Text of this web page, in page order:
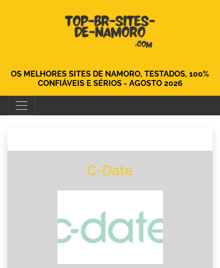
OS MELHORES SITES DE NAMORO, TESTADOS, 100%
CONFIÁVEIS ​​E SÉRIOS - AGOSTO 2026
C-Date